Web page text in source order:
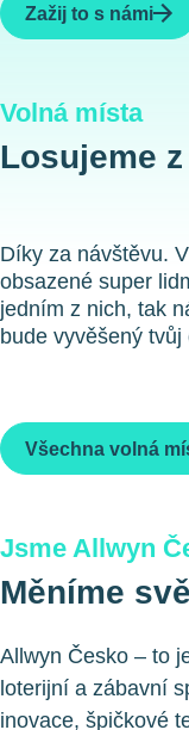
Zažij to s námi
Volná místa
Losujeme
Díky za návštěvu.
obsazené super
jedním z nich, tak
bude vyvěšený tvůj
Všechna volná
Jsme Allwyn
Měníme
Allwyn Česko – to
loterijní a zábavní
inovace, špičkové